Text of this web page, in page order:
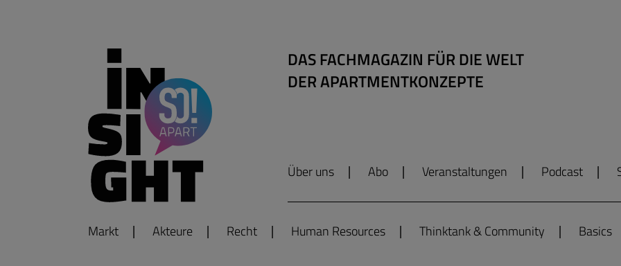
DAS FACHMAGAZIN FÜR DIE WELT
DER APARTMENTKONZEPTE
Über uns Abo Veranstaltungen Podcast
Markt Akteure Recht Human Resources Thinktank & Community Basics